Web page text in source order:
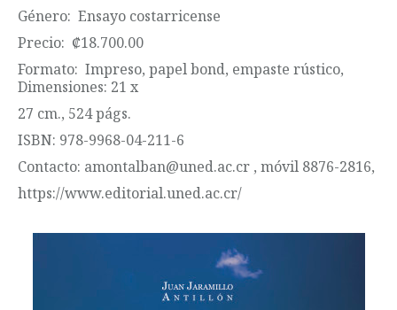
Género: Ensayo costarricense
Precio: ₡18.700.00
Formato: Impreso, papel bond, empaste rústico,
Dimensiones: 21 x
27 cm., 524 págs.
ISBN: 978-9968-04-211-6
Contacto: amontalban@uned.ac.cr , móvil 8876-2816,
https://www.editorial.uned.ac.cr/